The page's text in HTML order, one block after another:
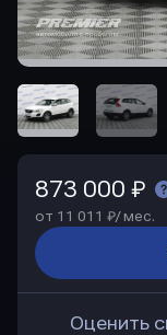
873 000 ₽
от 11 011 ₽/ мес.
Оценить